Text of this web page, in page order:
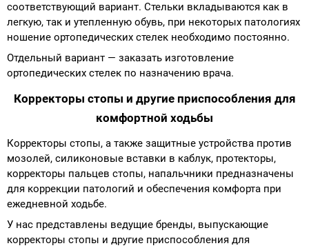
соответствующий вариант. Стельки вкладываются как в
легкую, так и утепленную обувь, при некоторых патологиях
ношение ортопедических стелек необходимо постоянно.
Отдельный вариант — заказать изготовление
ортопедических стелек по назначению врача.
Корректоры стопы и другие приспособления для
комфортной ходьбы
Корректоры стопы, а также защитные устройства против
мозолей, силиконовые вставки в каблук, протекторы,
корректоры пальцев стопы, напальчники предназначены
для коррекции патологий и обеспечения комфорта при
ежедневной ходьбе.
У нас представлены ведущие бренды, выпускающие
корректоры стопы и другие приспособления для